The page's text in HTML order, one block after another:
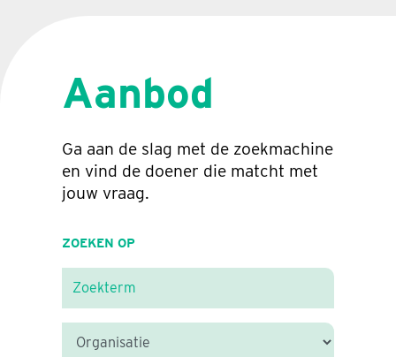
Aanbod
Ga aan de slag met de zoekmachine
en vind de doener die matcht met
jouw vraag.
ZOEKEN OP